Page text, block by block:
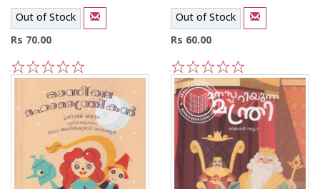
Out of Stock
Rs 70.00
5
4
3
2
1
Out of Stock
Rs 60.00
5
4
3
2
1